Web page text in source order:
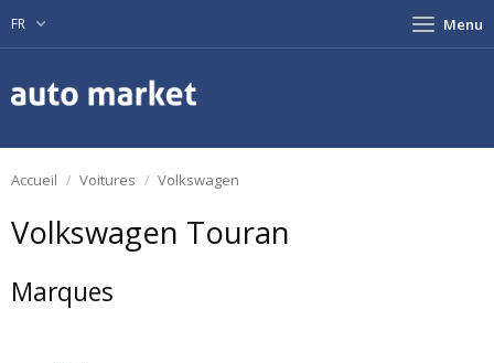
FR Menu
Accueil Voitures Volkswagen
Volkswagen Touran
Marques